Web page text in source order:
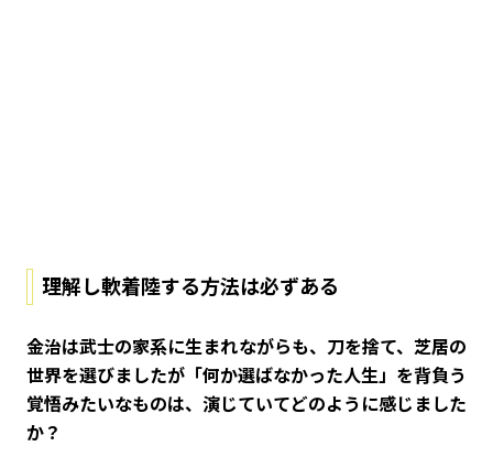
理解し軟着陸する方法は必ずある
――金治は武士の家系に生まれながらも、刀を捨て、芝居の
世界を選びましたが「何か選ばなかった人生」を背負う
覚悟みたいなものは、演じていてどのように感じました
か？